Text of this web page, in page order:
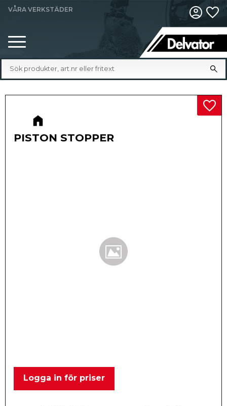
VÅRA VERKSTÄDER
PISTON STOPPER
Logga in för priser